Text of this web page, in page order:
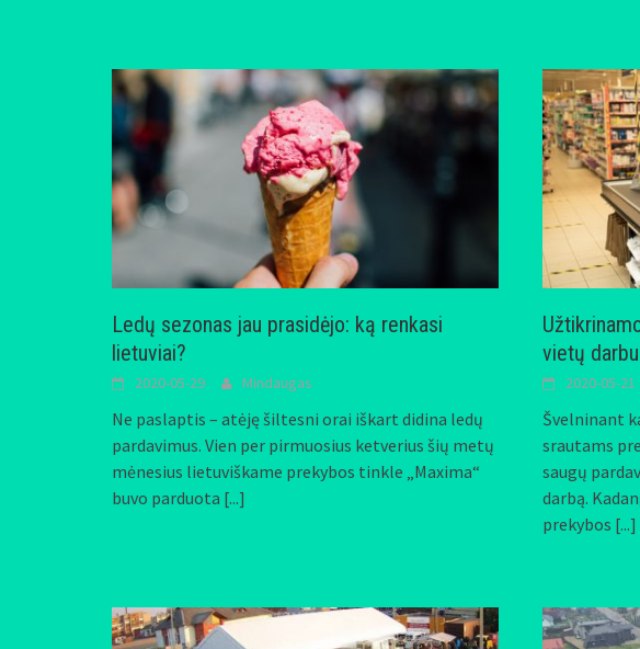
Ledų sezonas jau prasidėjo: ką renkasi
lietuviai?
2020-05-29 Mindaugas
Ne paslaptis – atėję šiltesni orai iškart didina ledų
pardavimus. Vien per pirmuosius ketverius šių metų
mėnesius lietuviškame prekybos tinkle „Maxima“
buvo parduota [...]
vietų
2020-05-21
Švelninant
srautams
saugų
darbą.
prekybos [...]